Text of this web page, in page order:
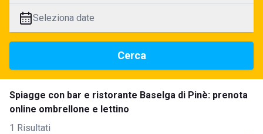
Seleziona date
Cerca
Spiagge con bar e ristorante Baselga di Pinè: prenota
online ombrellone e lettino
1 Risultati